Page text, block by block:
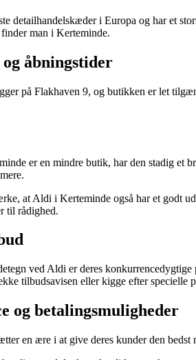
detailhandelskæder i Europa og har et
man i Kerteminde.
åbningstider
på Flakhaven 9, og butikken er let
er en mindre butik, har den stadig et
at Aldi i Kerteminde også har et godt
til rådighed.
ved Aldi er deres
tilbudsavisen eller kigge efter specielle
og betalingsmuligheder
en ære i at give deres kunder den